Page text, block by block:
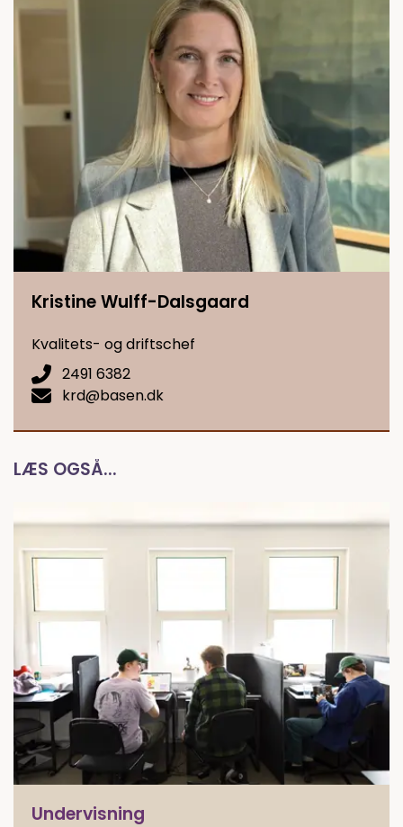
Kristine Wulff-Dalsgaard
Kvalitets- og driftschef
2491 6382
krd@basen.dk
LÆS OGSÅ...
Undervisning